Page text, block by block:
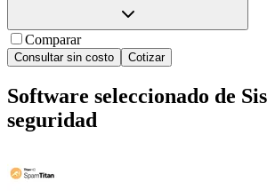
Comparar
Consultar sin costo Cotizar
Software seleccionado de
seguridad